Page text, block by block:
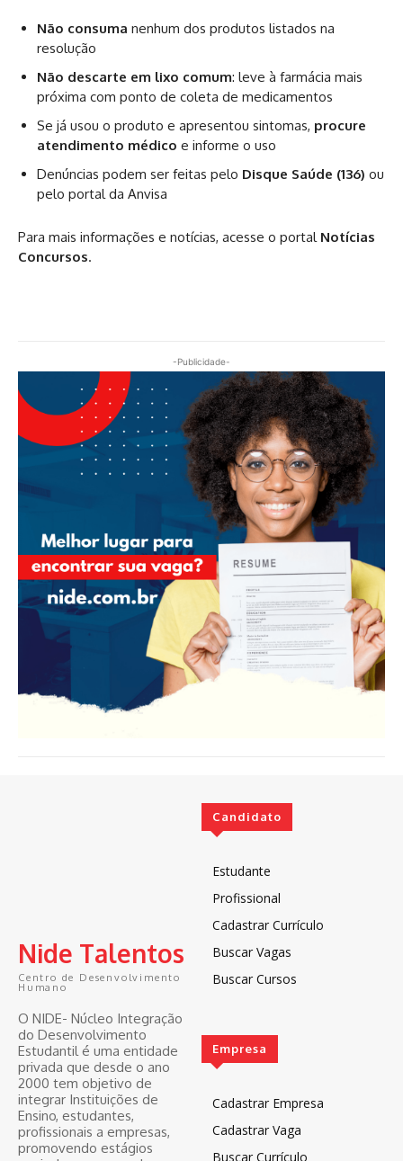
Não consuma nenhum dos produtos listados na
resolução
Não descarte em lixo comum: leve à farmácia mais
próxima com ponto de coleta de medicamentos
Se já usou o produto e apresentou sintomas, procure
atendimento médico e informe o uso
Denúncias podem ser feitas pelo Disque Saúde (136) ou
pelo portal da Anvisa
Para mais informações e notícias, acesse o portal Notícias
Concursos.
-Publicidade-
Nide Talentos
Centro de Desenvolvimento
Humano
O NIDE- Núcleo Integração
do Desenvolvimento
Estudantil é uma entidade
privada que desde o ano
2000 tem objetivo de
integrar Instituições de
Ensino, estudantes,
profissionais a empresas,
promovendo estágios
Candidato
Estudante
Profissional
Cadastrar Currículo
Buscar Vagas
Buscar Cursos
Empresa
Cadastrar Empresa
Cadastrar Vaga
Buscar Currículo